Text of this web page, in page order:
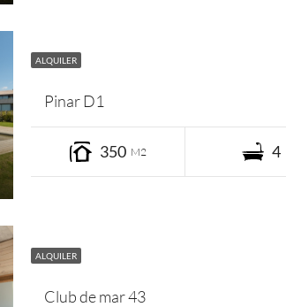
ALQUILER
Pinar D1
350 M2 4
ALQUILER
Club de mar 43